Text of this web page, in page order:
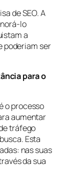
de SEO. A
lo
a
poderiam ser
para o
o processo
aumentar
tráfego
Esta
nas suas
da sua